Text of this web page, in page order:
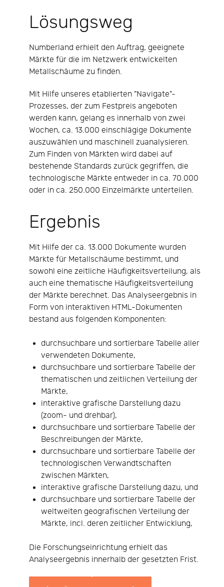
Lösungsweg
Numberland erhielt den Auftrag, geeignete
Märkte für die im Netzwerk entwickelten
Metallschäume zu finden.
Mit Hilfe unseres etablierten "Navigate"-
Prozesses, der zum Festpreis angeboten
werden kann, gelang es innerhalb von zwei
Wochen, ca. 13.000 einschlägige Dokumente
auszuwählen und maschinell zuanalysieren.
Zum Finden von Märkten wird dabei auf
bestehende Standards zurück gegriffen, die
technologische Märkte entweder in ca. 70.000
oder in ca. 250.000 Einzelmärkte unterteilen.
Ergebnis
Mit Hilfe der ca. 13.000 Dokumente wurden
Märkte für Metallschäume bestimmt, und
sowohl eine zeitliche Häufigkeitsverteilung, als
auch eine thematische Häufigkeitsverteilung
der Märkte berechnet. Das Analyseergebnis in
Form von interaktiven HTML-Dokumenten
bestand aus folgenden Komponenten:
durchsuchbare und sortierbare Tabelle aller
verwendeten Dokumente,
durchsuchbare und sortierbare Tabelle der
thematischen und zeitlichen Verteilung der
Märkte,
interaktive grafische Darstellung dazu
(zoom- und drehbar),
durchsuchbare und sortierbare Tabelle der
Beschreibungen der Märkte,
durchsuchbare und sortierbare Tabelle der
technologischen Verwandtschaften
zwischen Märkten,
interaktive grafische Darstellung dazu, und
durchsuchbare und sortierbare Tabelle der
weltweiten geografischen Verteilung der
Märkte, incl. deren zeitlicher Entwicklung,
Die Forschungseinrichtung erhielt das
Analyseergebnis innerhalb der gesetzten Frist.